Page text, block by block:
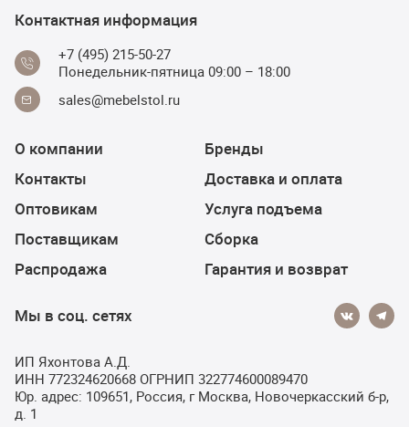
Контактная информация
+7 (495) 215-50-27
Понедельник-пятница 09:00 – 18:00
sales@mebelstol.ru
О компании
Контакты
Оптовикам
Поставщикам
Распродажа
Бренды
Доставка и оплата
Услуга подъема
Сборка
Гарантия и возврат
Мы в соц. сетях
ИП Яхонтова А.Д.
ИНН 772324620668 ОГРНИП 322774600089470
Юр. адрес: 109651, Россия, г Москва, Новочеркасский б-р,
д. 1